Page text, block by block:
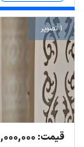
1 تصویر
قیمت: 5,000,000,000 تومان